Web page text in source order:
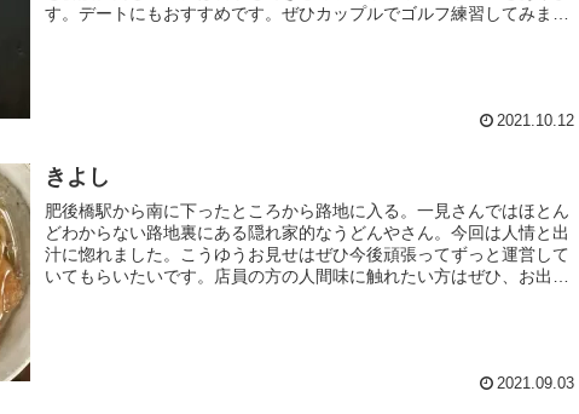
す。デートにもおすすめです。ぜひカップルでゴルフ練習してみまし
2021.10.12
きよし
肥後橋駅から南に下ったところから路地に入る。一見さんではほとん
どわからない路地裏にある隠れ家的なうどんやさん。今回は人情と出
汁に惚れました。こうゆうお見せはぜひ今後頑張ってずっと運営して
いてもらいたいです。店員の方の人間味に触れたい方はぜひ、お出汁
2021.09.03